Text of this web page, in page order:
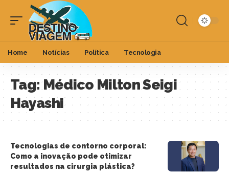
Home Notícias Política Tecnologia
Tag:Médico Milton Seigi
Hayashi
Tecnologias de contorno corporal:
Como a inovação pode otimizar
resultados na cirurgia plástica?